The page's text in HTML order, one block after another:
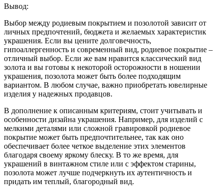
Вывод:
Выбор между родиевым покрытием и позолотой зависит от
личных предпочтений, бюджета и желаемых характеристик
украшения. Если вы цените долговечность,
гипоаллергенность и современный вид, родиевое покрытие –
отличный выбор. Если же вам нравится классический вид
золота и вы готовы к некоторой осторожности в ношении
украшения, позолота может быть более подходящим
вариантом. В любом случае, важно приобретать ювелирные
изделия у надежных продавцов.
В дополнение к описанным критериям, стоит учитывать и
особенности дизайна украшения. Например, для изделий с
мелкими деталями или сложной гравировкой родиевое
покрытие может быть предпочтительнее, так как оно
обеспечивает более четкое выделение этих элементов
благодаря своему яркому блеску. В то же время, для
украшений в винтажном стиле или с эффектом старины,
позолота может лучше подчеркнуть их аутентичность и
придать им теплый, благородный вид.